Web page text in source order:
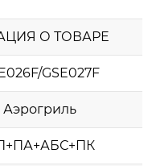
О ТОВАРЕ
GSE027F
Аэрогриль